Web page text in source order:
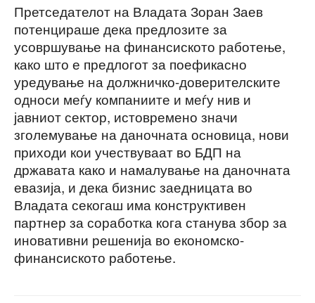
Претседателот на Владата Зоран Заев
потенцираше дека предлозите за
усовршување на финансиското работење,
како што е предлогот за поефикасно
уредување на должничко-доверителските
односи меѓу компаниите и меѓу нив и
јавниот сектор, истовремено значи
зголемување на даночната основица, нови
приходи кои учествуваат во БДП на
државата како и намалување на даночната
евазија, и дека бизнис заедницата во
Владата секогаш има конструктивен
партнер за соработка кога станува збор за
иновативни решенија во економско-
финансиското работење.